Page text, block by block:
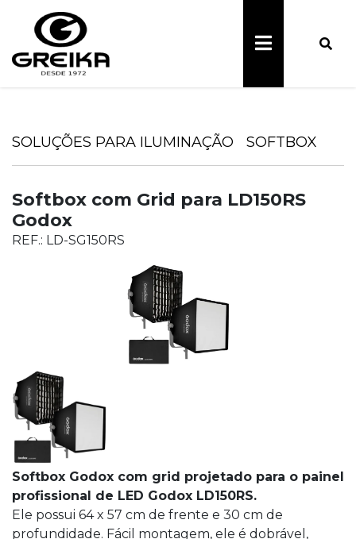
SOLUÇÕES PARA ILUMINAÇÃO SOFTBOX
Softbox com Grid para LD150RS
Godox
REF.: LD-SG150RS
Softbox Godox com grid projetado para o painel
profissional de LED Godox LD150RS.
Ele possui 64 x 57 cm de frente e 30 cm de
profundidade. Fácil montagem, ele é dobrável,